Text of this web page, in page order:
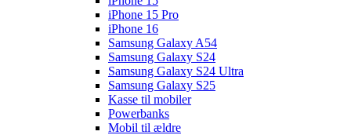
iPhone 15 Pro
iPhone 16
Samsung Galaxy A54
Samsung Galaxy S24
Samsung Galaxy S24 Ultra
Samsung Galaxy S25
Kasse til mobiler
Powerbanks
Mobil til ældre